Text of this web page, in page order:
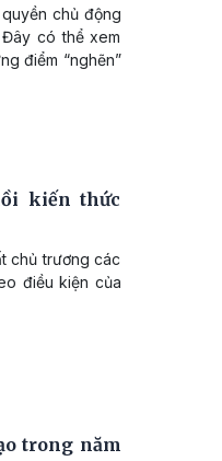
chủ động
có thể xem
điểm “nghẽn”
kiến thức
chủ trương các
điều kiện của
trong năm